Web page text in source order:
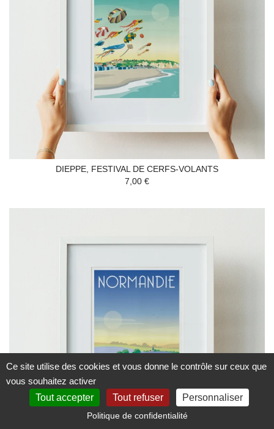
DIEPPE, FESTIVAL DE CERFS-VOLANTS
7,00 €
Ce site utilise des cookies et vous donne le contrôle sur ceux que
vous souhaitez activer
Tout accepter
Tout refuser Personnaliser
Politique de confidentialité